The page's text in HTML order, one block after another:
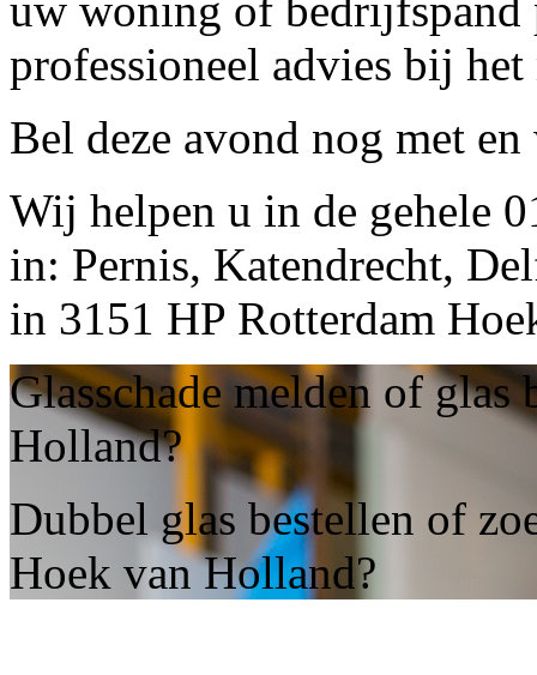
uw woning of bedrijfspand
professioneel advies bij
Bel deze avond nog met en
Wij helpen u in de gehele
in: Pernis, Katendrecht,
in 3151 HP Rotterdam
Glasschade melden of
Holland?
Dubbel glas bestellen of
Hoek van Holland?